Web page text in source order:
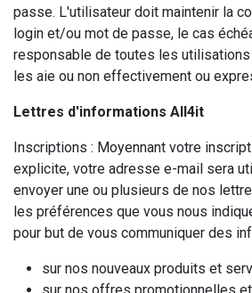
passe. L'utilisateur doit maintenir la
login et/ou mot de passe, le cas
responsable de toutes les utilisations
les aie ou non effectivement ou
Lettres d'informations All4it
Inscriptions : Moyennant votre
explicite, votre adresse e-mail sera
envoyer une ou plusieurs de nos
les préférences que vous nous
pour but de vous communiquer des
sur nos nouveaux produits et
sur nos offres promotionnelles